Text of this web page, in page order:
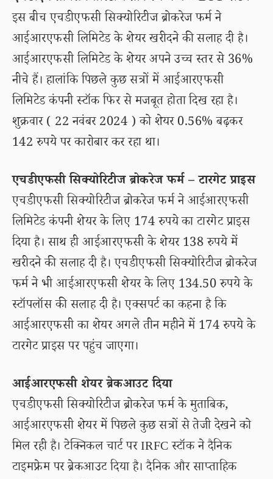
इस बीच एचडीएफसी सिक्योरिटीज ब्रोकरेज फर्म ने
आईआरएफसी लिमिटेड के शेयर खरीदने की सलाह दी है।
आईआरएफसी लिमिटेड के शेयर अपने उच्च स्तर से 36%
नीचे हैं। हालांकि पिछले कुछ सत्रों में आईआरएफसी
लिमिटेड कंपनी स्टॉक फिर से मजबूत होता दिख रहा है।
शुक्रवार ( 22 नवंबर 2024 ) को शेयर 0.56% बढ़कर
142 रुपये पर कारोबार कर रहा था।
एचडीएफसी सिक्योरिटीज ब्रोकरेज फर्म – टारगेट प्राइस
एचडीएफसी सिक्योरिटीज ब्रोकरेज फर्म ने आईआरएफसी
लिमिटेड कंपनी शेयर के लिए 174 रुपये का टारगेट प्राइस
दिया है। साथ ही आईआरएफसी के शेयर 138 रुपये में
खरीदने की सलाह दी है। एचडीएफसी सिक्योरिटीज ब्रोकरेज
फर्म ने भी आईआरएफसी शेयर के लिए 134.50 रुपये के
स्टॉपलॉस की सलाह दी है। एक्सपर्ट का कहना है कि
आईआरएफसी का शेयर अगले तीन महीने में 174 रुपये के
टारगेट प्राइस पर पहुंच जाएगा।
आईआरएफसी शेयर ब्रेकआउट दिया
एचडीएफसी सिक्योरिटीज ब्रोकरेज फर्म के मुताबिक,
आईआरएफसी शेयर में पिछले कुछ सत्रों से तेजी देखने को
मिल रही है। टेक्निकल चार्ट पर IRFC स्टॉक ने दैनिक
टाइमफ्रेम पर ब्रेकआउट दिया है। दैनिक और साप्ताहिक